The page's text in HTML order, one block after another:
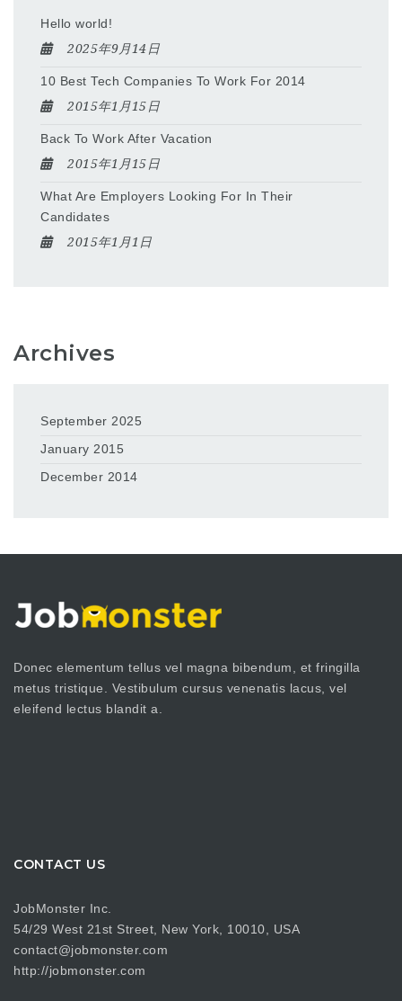
Hello world!
2025年9月14日
10 Best Tech Companies To Work For 2014
2015年1月15日
Back To Work After Vacation
2015年1月15日
What Are Employers Looking For In Their
Candidates
2015年1月1日
Archives
September 2025
January 2015
December 2014
Donec elementum tellus vel magna bibendum, et fringilla
metus tristique. Vestibulum cursus venenatis lacus, vel
eleifend lectus blandit a.
CONTACT US
JobMonster Inc.
54/29 West 21st Street, New York, 10010, USA
contact@jobmonster.com
http://jobmonster.com